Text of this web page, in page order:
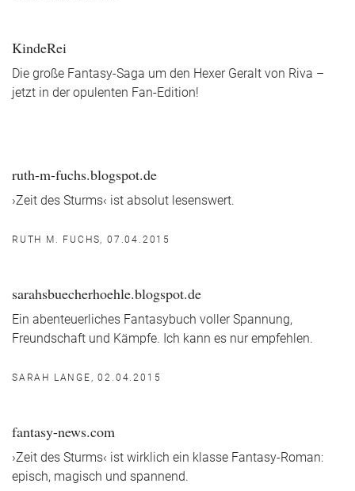
KindeRei
Die große Fantasy-Saga um den Hexer Geralt von Riva –
jetzt in der opulenten Fan-Edition!
ruth-m-fuchs.blogspot.de
›Zeit des Sturms‹ ist absolut lesenswert.
RUTH M. FUCHS, 07.04.2015
sarahsbuecherhoehle.blogspot.de
Ein abenteuerliches Fantasybuch voller Spannung,
Freundschaft und Kämpfe. Ich kann es nur empfehlen.
SARAH LANGE, 02.04.2015
fantasy-news.com
›Zeit des Sturms‹ ist wirklich ein klasse Fantasy-Roman:
episch, magisch und spannend.